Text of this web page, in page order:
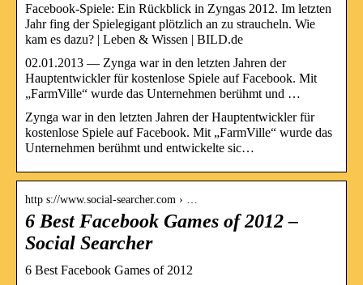
Facebook-Spiele: Ein Rückblick in Zyngas 2012. Im letzten
Jahr fing der Spielegigant plötzlich an zu straucheln. Wie
kam es dazu? | Leben & Wissen | BILD.de
02.01.2013 — Zynga war in den letzten Jahren der
Hauptentwickler für kostenlose Spiele auf Facebook. Mit
„FarmVille“ wurde das Unternehmen berühmt und …
Zynga war in den letzten Jahren der Hauptentwickler für
kostenlose Spiele auf Facebook. Mit „FarmVille“ wurde das
Unternehmen berühmt und entwickelte sic…
http s://www.social-searcher.com › …
6 Best Facebook Games of 2012 –
Social Searcher
6 Best Facebook Games of 2012